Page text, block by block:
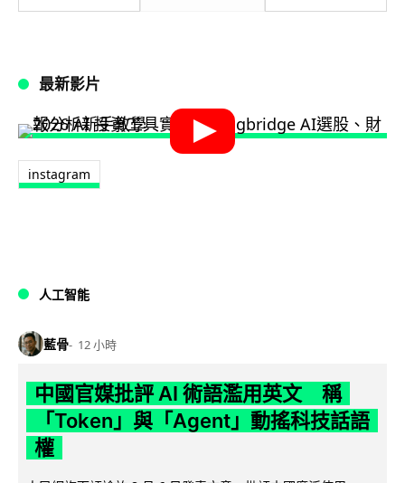
最新影片
instagram
人工智能
藍骨 12 小時
中國官媒批評 AI 術語濫用英文 稱
「Token」與「Agent」動搖科技話語
權